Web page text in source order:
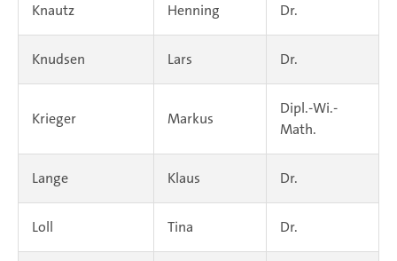
Knautz Henning Dr.
Knudsen Lars Dr.
Krieger Markus
Dipl.-Wi.-
Math.
Lange Klaus Dr.
Loll Tina Dr.